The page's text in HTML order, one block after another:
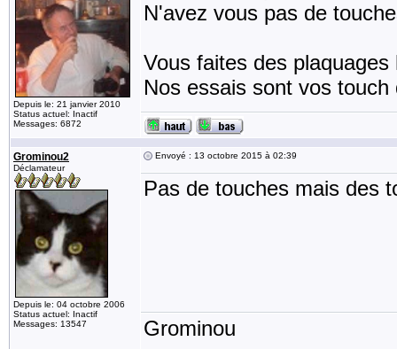
Depuis le: 21 janvier 2010
Status actuel: Inactif
Messages: 6872
N'avez vous pas de
Vous faites des
Nos essais sont vos touch
Grominou2
Déclamateur
Depuis le: 04 octobre 2006
Status actuel: Inactif
Messages: 13547
Envoyé : 13 octobre 2015 à 02:39
Pas de touches mais des
Grominou